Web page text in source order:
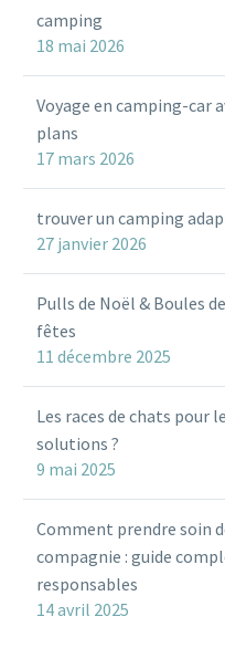
camping
18 mai 2026
Voyage en camping-car
plans
17 mars 2026
trouver un camping
27 janvier 2026
Pulls de Noël & Boules
fêtes
11 décembre 2025
Les races de chats pour
solutions ?
9 mai 2025
Comment prendre soin
compagnie : guide
responsables
14 avril 2025